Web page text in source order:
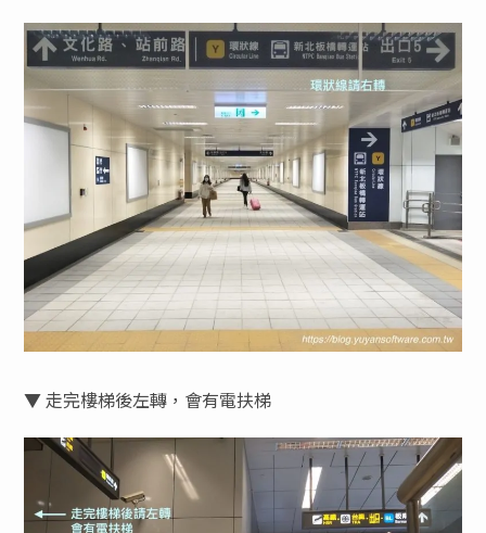
▼ 走完樓梯後左轉，會有電扶梯